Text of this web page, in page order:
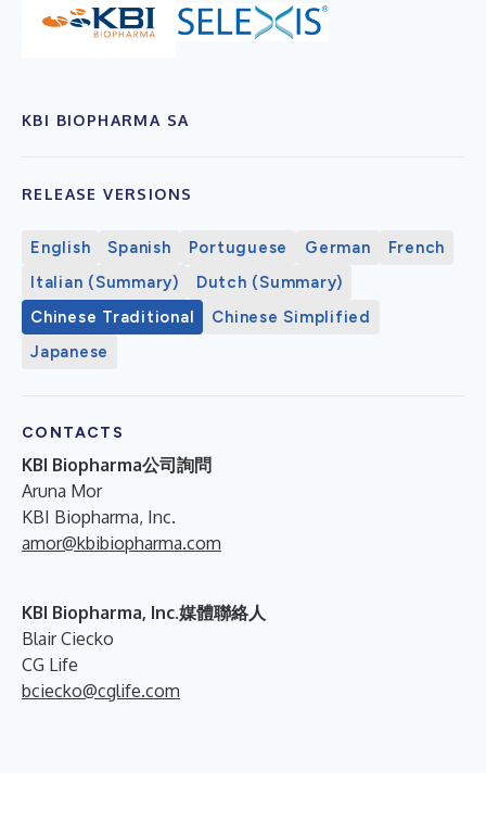
KBI BIOPHARMA SA
RELEASE VERSIONS
English Spanish Portuguese German
French
Italian (Summary)
Dutch (Summary)
Chinese Traditional
Chinese Simplified
Japanese
CONTACTS
KBI Biopharma公司詢問
Aruna Mor
KBI Biopharma, Inc.
amor@kbibiopharma.com
KBI Biopharma, Inc.媒體聯絡人
Blair Ciecko
CG Life
bciecko@cglife.com